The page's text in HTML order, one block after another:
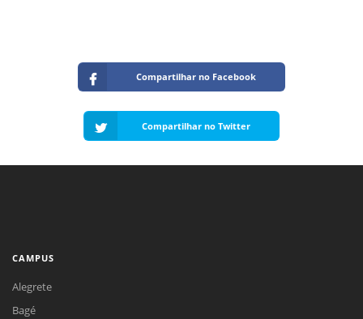
Compartilhar no Facebook
Compartilhar no Twitter
CAMPUS
Alegrete
Bagé